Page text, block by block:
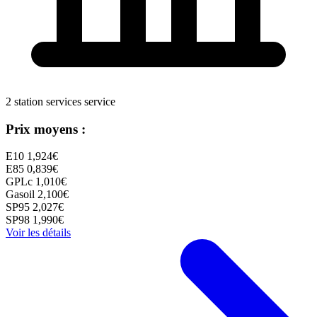
2 station services service
Prix moyens :
E10 1,924€
E85 0,839€
GPLc 1,010€
Gasoil 2,100€
SP95 2,027€
SP98 1,990€
Voir les détails